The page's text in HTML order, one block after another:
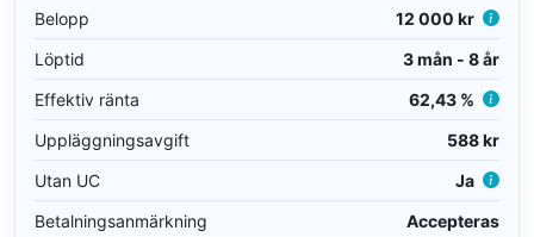
Belopp
12 000 kr
Löptid
3 mån - 8 år
Effektiv ränta
62,43 %
Uppläggningsavgift
588 kr
Utan UC
Ja
Betalningsanmärkning
Accepteras